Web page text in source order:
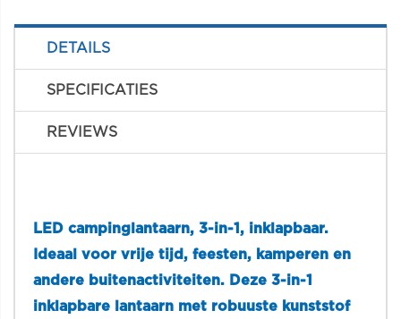
DETAILS
SPECIFICATIES
REVIEWS
LED campinglantaarn, 3-in-1, inklapbaar.
Ideaal voor vrije tijd, feesten, kamperen en
andere buitenactiviteiten. Deze 3-in-1
inklapbare lantaarn met robuuste kunststof